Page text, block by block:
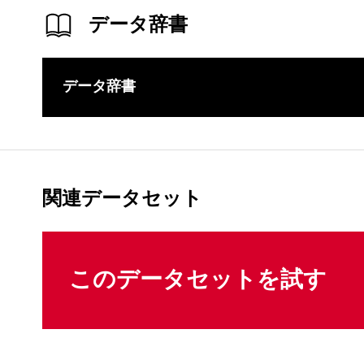
データ辞書
データ辞書
関連データセット
このデータセットを試す